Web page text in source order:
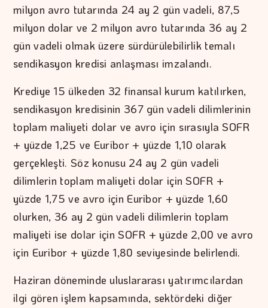
milyon avro tutarında 24 ay 2 gün vadeli, 87,5
milyon dolar ve 2 milyon avro tutarında 36 ay 2
gün vadeli olmak üzere sürdürülebilirlik temalı
sendikasyon kredisi anlaşması imzalandı.
Krediye 15 ülkeden 32 finansal kurum katılırken,
sendikasyon kredisinin 367 gün vadeli dilimlerinin
toplam maliyeti dolar ve avro için sırasıyla SOFR
+ yüzde 1,25 ve Euribor + yüzde 1,10 olarak
gerçekleşti. Söz konusu 24 ay 2 gün vadeli
dilimlerin toplam maliyeti dolar için SOFR +
yüzde 1,75 ve avro için Euribor + yüzde 1,60
olurken, 36 ay 2 gün vadeli dilimlerin toplam
maliyeti ise dolar için SOFR + yüzde 2,00 ve avro
için Euribor + yüzde 1,80 seviyesinde belirlendi.
Haziran döneminde uluslararası yatırımcılardan
ilgi gören işlem kapsamında, sektördeki diğer